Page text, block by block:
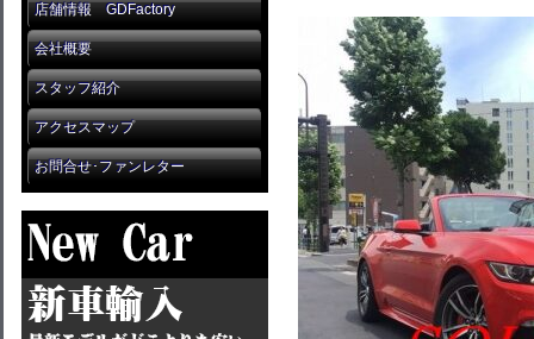
店舗情報 GDFactory
会社概要
スタッフ紹介
アクセスマップ
お問合せ･ファンレター